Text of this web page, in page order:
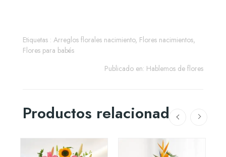
Etiquetas : Arreglos florales nacimiento, Flores nacimientos,
Flores para babés
Publicado en: Hablemos de flores
Productos relacionados